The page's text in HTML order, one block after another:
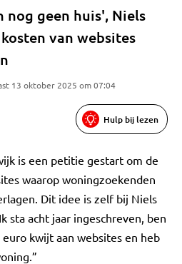
nog geen huis', Niels
van websites
13 oktober 2025 om 07:04
Hulp bij lezen
is een petitie gestart om de
waarop woningzoekenden
Dit idee is zelf bij Niels
sta acht jaar ingeschreven, ben
kwijt aan websites en heb